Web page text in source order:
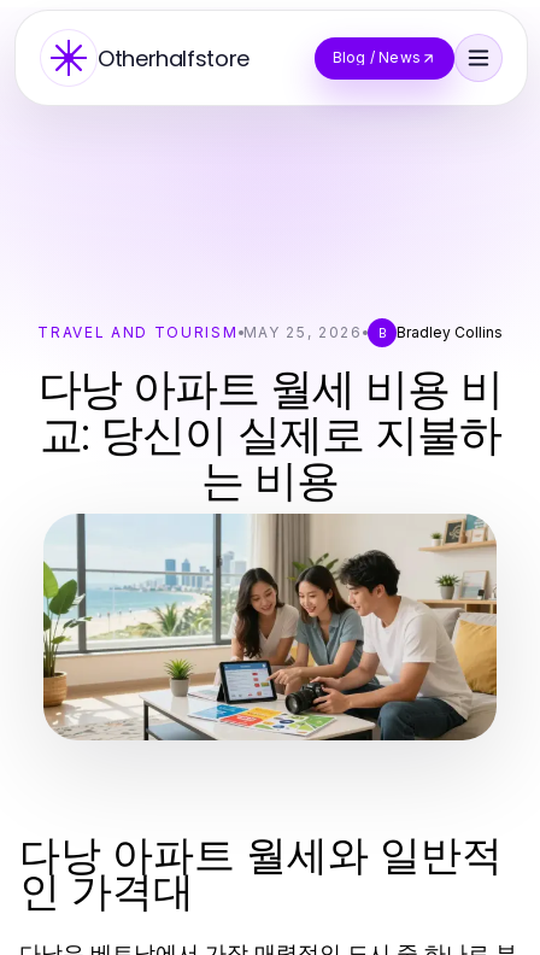
Otherhalfstore Blog / News
TRAVEL AND TOURISM MAY 25, 2026 B Bradley Collins
다낭 아파트 월세 비용 비
교: 당신이 실제로 지불하
는 비용
다낭 아파트 월세와 일반적
인 가격대